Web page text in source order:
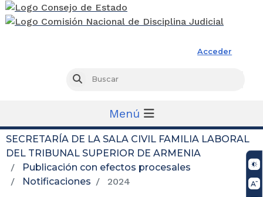
Acceder
Buscar
Menú
SECRETARÍA DE LA SALA CIVIL FAMILIA LABORAL
DEL TRIBUNAL SUPERIOR DE ARMENIA
Publicación con efectos procesales
Notificaciones
2024